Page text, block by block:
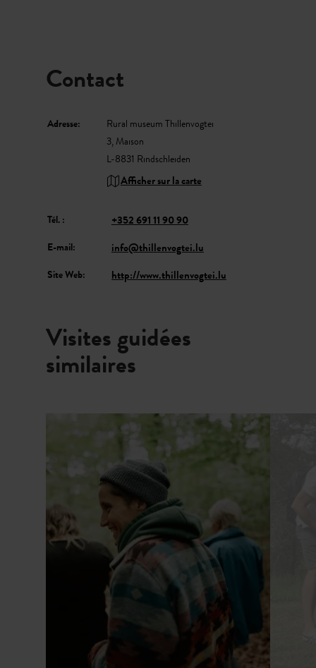
Contact
Adresse:
Rural museum Thillenvogtei
3, Maison
L-8831 Rindschleiden
Afficher sur la carte
Tél. : +352 691 11 90 90
E-mail: info@thillenvogtei.lu
Site Web: http://www.thillenvogtei.lu
Visites guidées
similaires